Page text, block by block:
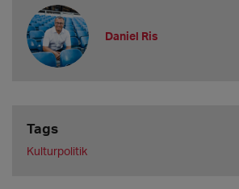
Daniel Ris
Tags
Kulturpolitik